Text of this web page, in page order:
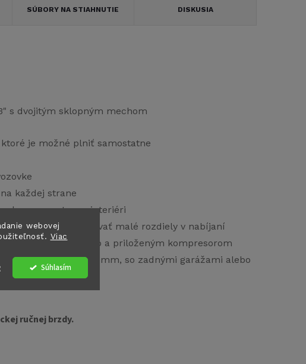
webovej
Viac
Súhlasím
SÚBORY NA STIAHNUTIE DISKUSIA
s dvojitým sklopným mechom
je možné plniť samostatne
každej strane
manometrov v interiéri
kompenzovať malé rozdiely v nabíjaní
pre vozidlo a priloženým kompresorom
s rázvorom do 3800 mm, so zadnými garážami alebo
zaťaženie
ručnej brzdy.